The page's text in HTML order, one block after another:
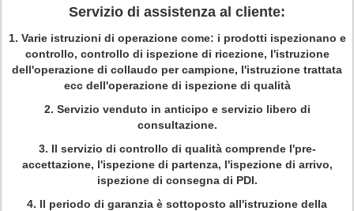
Servizio di assistenza al cliente:
1. Varie istruzioni di operazione come: i prodotti ispezionano e
controllo, controllo di ispezione di ricezione, l'istruzione
dell'operazione di collaudo per campione, l'istruzione trattata
ecc dell'operazione di ispezione di qualità
2. Servizio venduto in anticipo e servizio libero di
consultazione.
3. Il servizio di controllo di qualità comprende l'pre-
accettazione, l'ispezione di partenza, l'ispezione di arrivo,
ispezione di consegna di PDI.
4. Il periodo di garanzia è sottoposto all'istruzione della